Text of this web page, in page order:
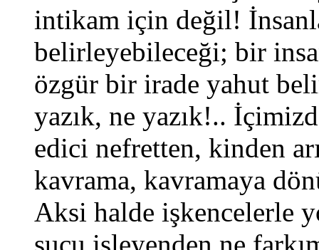
intikam için değil!
belirleyebileceği; bir
özgür bir irade yahut
yazık, ne yazık!..
edici nefretten, kinden
kavrama, kavramaya
Aksi halde işkencelerle